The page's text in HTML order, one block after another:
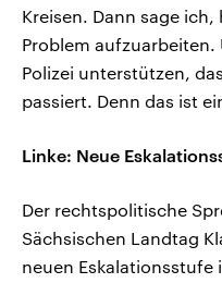
Kreisen. Dann sage
Problem aufzuarbeiten.
Polizei unterstützen,
passiert. Denn das ist
Linke: Neue
Der rechtspolitische
Sächsischen Landtag
neuen